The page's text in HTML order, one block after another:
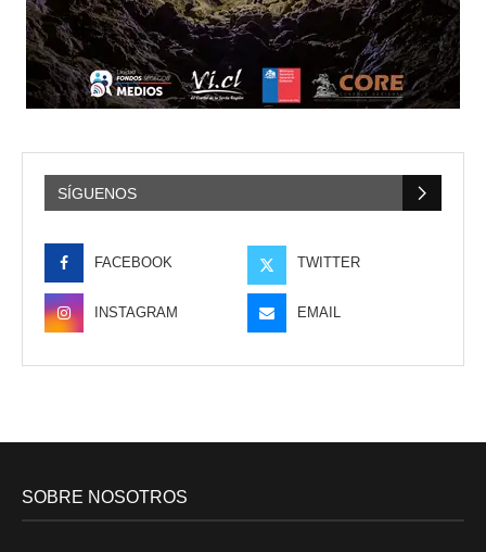
SÍGUENOS
FACEBOOK TWITTER
INSTAGRAM EMAIL
SOBRE NOSOTROS